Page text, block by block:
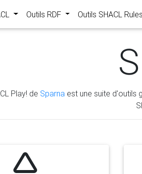
Outils RDF Outils SHACL Rules
Play! de Sparna est une suite d'outils